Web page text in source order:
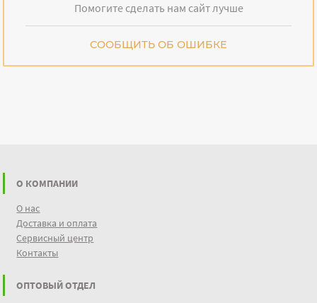
Помогите сделать нам сайт лучше
СООБЩИТЬ ОБ ОШИБКЕ
О КОМПАНИИ
О нас
Доставка и оплата
Сервисный центр
Контакты
ОПТОВЫЙ ОТДЕЛ